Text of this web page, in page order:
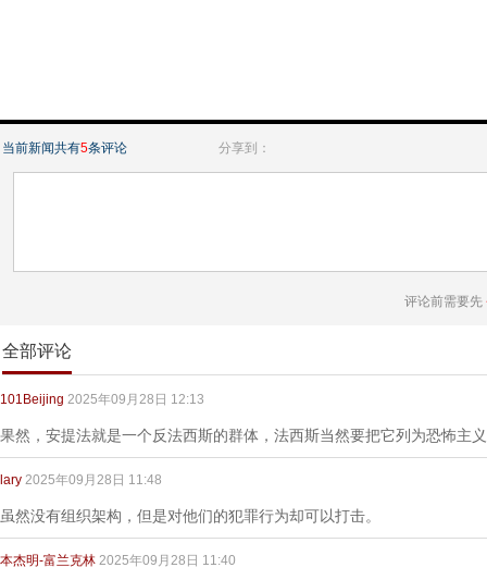
当前新闻共有5条评论 分享到：
评论前需要先
全部评论
101Beijing 2025年09月28日 12:13
果然，安提法就是一个反法西斯的群体，法西斯当然要把它列为恐怖主
lary 2025年09月28日 11:48
虽然没有组织架构，但是对他们的犯罪行为却可以打击。
本杰明-富兰克林 2025年09月28日 11:40